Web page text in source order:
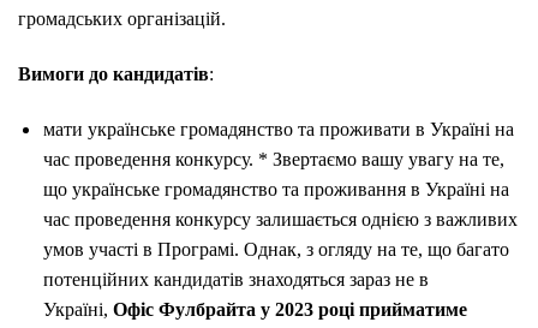
громадських організацій.
Вимоги до кандидатів:
мати українське громадянство та проживати в Україні на
час проведення конкурсу. * Звертаємо вашу увагу на те,
що українське громадянство та проживання в Україні на
час проведення конкурсу залишається однією з важливих
умов участі в Програмі. Однак, з огляду на те, що багато
потенційних кандидатів знаходяться зараз не в
Україні, Офіс Фулбрайта у 2023 році прийматиме